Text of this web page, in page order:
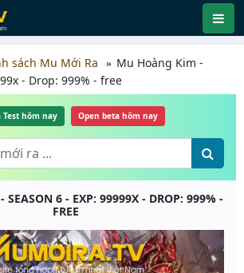
sách Mu Mới Ra
Mu Hoàng Kim -
- Drop: 999% - free
Test hôm nay Open beta hôm nay
6 - EXP: 99999X - DROP: 999% -
FREE